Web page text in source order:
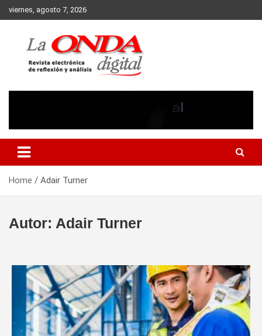
Skip
to
viernes, agosto 7, 2026
Home Adair Turner
Autor: Adair Turner